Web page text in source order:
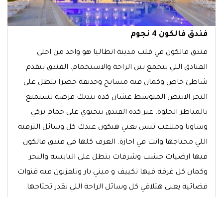
فندق فالكون 4 نجوم
فندق فالكون في قلب مدينة انطاليا هو واحد من احلى
الفنادق اللي بتجمع بين الراحة والاستجمام. الفندق بيقدم
شاطئ خاص وكمان فيه مسابح وحديقة خضرا بتطل على
البحر الابيض المتوسط عشان كده بيديك فرصة تستمتع
بالمناظر الحلوة. غير كده الفندق بيحتوي على حمام تركي
وساونا وملاعب تنس يعني هيكون عندك كل وسائل الترفيه
اللي محتاجها وانت في اجازة. الغرف كلها في فندق فالكون
فيها ارضيات خشب وشرفات بتطل على اليابسة والبحر
وكمان كل غرفة فيها تكييف و ميني بار وتلفزيون فيه قنوات
فضائية يعني هتلاقي كل وسائل الراحة اللي تقدر تحتاجها.